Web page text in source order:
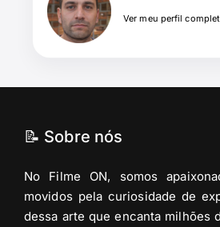
Ver meu perfil
📝 Sobre nós
No Filme ON, somos
movidos pela curiosidade de
dessa arte que encanta milhões